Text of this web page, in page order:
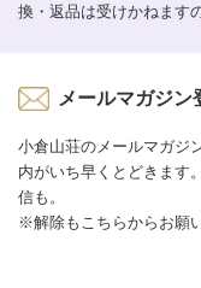
換・返品は受けかねます
メールマガジン
小倉山荘のメールマガジ
内がいち早くとどきます
信も。
※解除もこちらからお願